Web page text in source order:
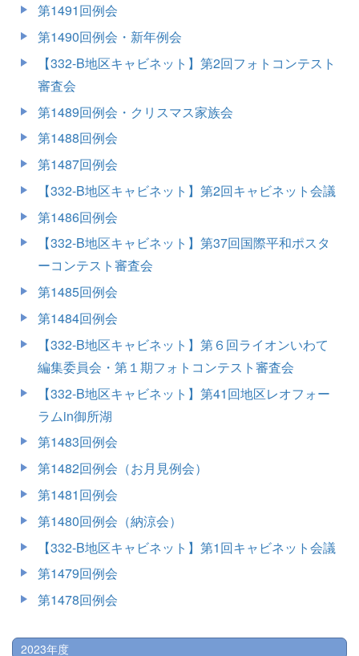
第1491回例会
第1490回例会・新年例会
【332-B地区キャビネット】第2回フォトコンテスト
審査会
第1489回例会・クリスマス家族会
第1488回例会
第1487回例会
【332-B地区キャビネット】第2回キャビネット会議
第1486回例会
【332-B地区キャビネット】第37回国際平和ポスタ
ーコンテスト審査会
第1485回例会
第1484回例会
【332-B地区キャビネット】第６回ライオンいわて
編集委員会・第１期フォトコンテスト審査会
【332-B地区キャビネット】第41回地区レオフォー
ラムin御所湖
第1483回例会
第1482回例会（お月見例会）
第1481回例会
第1480回例会（納涼会）
【332-B地区キャビネット】第1回キャビネット会議
第1479回例会
第1478回例会
2023年度